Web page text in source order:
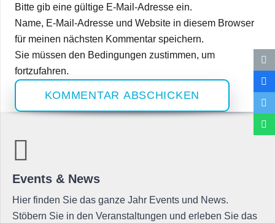
Bitte gib eine gültige E-Mail-Adresse ein.
Name, E-Mail-Adresse und Website in diesem Browser
für meinen nächsten Kommentar speichern.
Sie müssen den Bedingungen zustimmen, um
fortzufahren.
KOMMENTAR ABSCHICKEN
Events & News
Hier finden Sie das ganze Jahr Events und News.
Stöbern Sie in den Veranstaltungen und erleben Sie das